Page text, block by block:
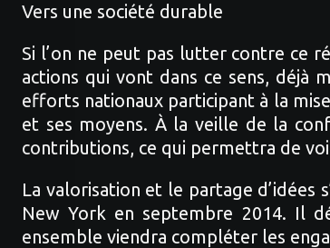
Vers une société durable
Si l’on ne peut pas lutter contre ce
actions qui vont dans ce sens, déjà
efforts nationaux participant à la
et ses moyens. À la veille de la
contributions, ce qui permettra de
La valorisation et le partage d’idées
New York en septembre 2014. Il
ensemble viendra compléter les